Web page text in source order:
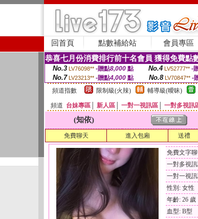
回首頁 點數補給站 會員專區
恭喜七月份消費排行前十名會員 獲得免費點
No.3 LV76098** -贈點8,000點 No.4 LV52777** -
No.7 LV23213** -贈點4,000 點 No.8 LV70847** -
頻道指數
限制級(火辣) 輔導級(曖昧)
頻道 台妹專區 新人區 一對一視訊區 一對多視訊
(知依)
免費聊天 進入包廂 送禮
免費文字
一對多視
一對一視
性別: 女性
年齡: 26 歲
血型: B型